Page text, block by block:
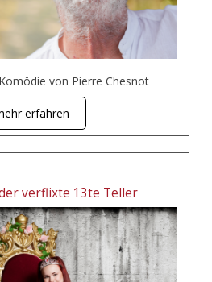
von Pierre Chesnot
erfahren
verflixte 13te Teller